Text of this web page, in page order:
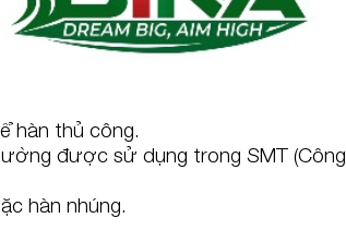
hàn thủ công.
được sử dụng trong SMT (Công
hàn nhúng.